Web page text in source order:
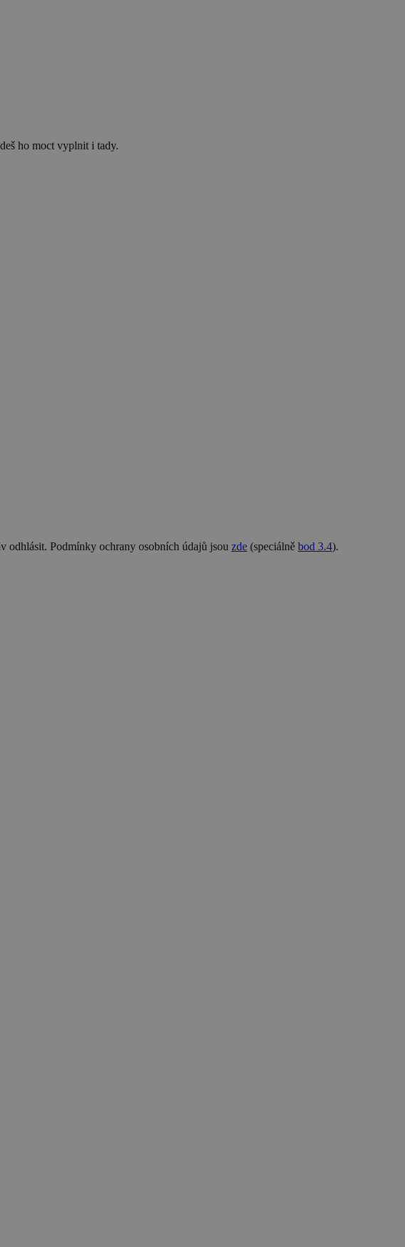
ho moct vyplnit i tady.
odhlásit. Podmínky ochrany osobních údajů jsou zde (speciálně bod 3.4).